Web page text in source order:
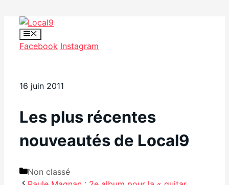
Aller
contenu
Menu
Facebook Instagram
16 juin 2011
Les plus récentes
nouveautés de Local9
Catégories
Non classé